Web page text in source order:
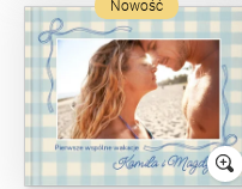
Nowość